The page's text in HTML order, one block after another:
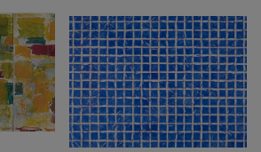
Uni
Sky : New women II
Gerhard Richter
Alberto Giacometti -
Sélection d'œuvres de la
Collection
Dan Flavin
Bertrand Lavier - Medley